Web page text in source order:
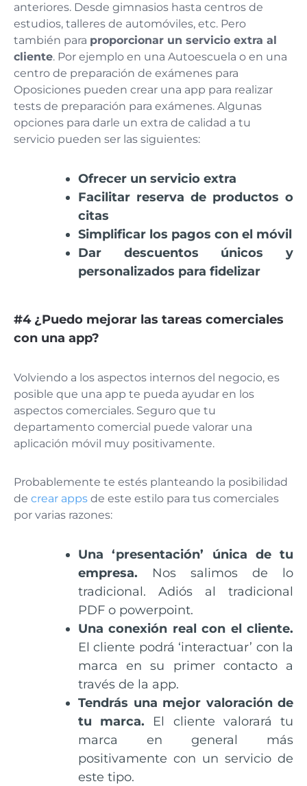
anteriores. Desde gimnasios hasta centros de
estudios, talleres de automóviles, etc. Pero
también para proporcionar un servicio extra al
cliente. Por ejemplo en una Autoescuela o en una
centro de preparación de exámenes para
Oposiciones pueden crear una app para realizar
tests de preparación para exámenes. Algunas
opciones para darle un extra de calidad a tu
servicio pueden ser las siguientes:
Ofrecer un servicio extra
Facilitar reserva de productos o
citas
Simplificar los pagos con el móvil
Dar descuentos únicos y
personalizados para fidelizar
#4 ¿Puedo mejorar las tareas comerciales
con una app?
Volviendo a los aspectos internos del negocio, es
posible que una app te pueda ayudar en los
aspectos comerciales. Seguro que tu
departamento comercial puede valorar una
aplicación móvil muy positivamente.
Probablemente te estés planteando la posibilidad
de crear apps de este estilo para tus comerciales
por varias razones:
Una ‘presentación’ única de tu
empresa. Nos salimos de lo
tradicional. Adiós al tradicional
PDF o powerpoint.
Una conexión real con el cliente.
El cliente podrá ‘interactuar’ con la
marca en su primer contacto a
través de la app.
Tendrás una mejor valoración de
tu marca. El cliente valorará tu
marca en general más
positivamente con un servicio de
este tipo.